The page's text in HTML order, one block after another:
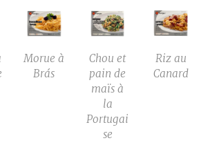
Morue à
Brás
Chou et
pain de
maïs à
la
Portugai
se
Riz au
Canard